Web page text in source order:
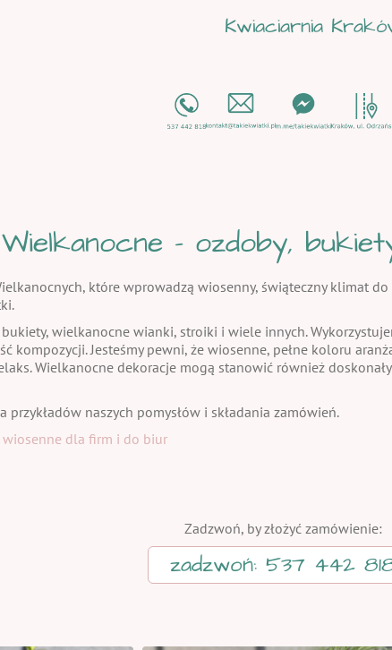
Kwiaciarnia
- ozdoby,
które wprowadzą wiosenny, świąteczny klimat
wielkanocne wianki, stroiki i wiele innych.
kompozycji. Jesteśmy pewni, że wiosenne, pełne koloru
Wielkanocne dekoracje mogą stanowić również
przykładów naszych pomysłów i składania zamówień.
wiosenne dla firm i do biur
Zadzwoń, by złożyć zamówienie:
zadzwoń: 537 442